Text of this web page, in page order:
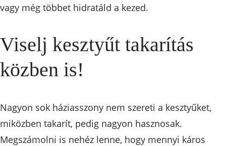
vagy még többet hidratáld a kezed.
Viselj kesztyűt takarítás
közben is!
Nagyon sok háziasszony nem szereti a kesztyűket,
miközben takarít, pedig nagyon hasznosak.
Megszámolni is nehéz lenne, hogy mennyi káros